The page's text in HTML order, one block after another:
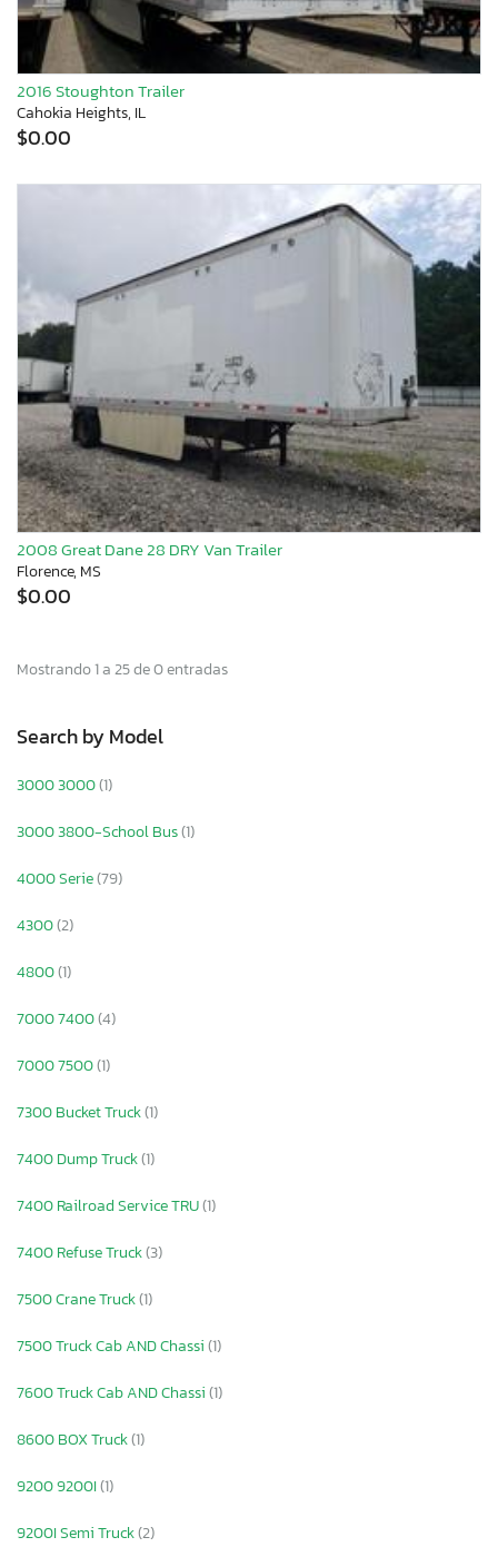
2016 Stoughton Trailer
Cahokia Heights, IL
$0.00
2008 Great Dane 28 DRY Van Trailer
Florence, MS
$0.00
Mostrando 1 a 25 de 0 entradas
Search by Model
3000 3000(1)
3000 3800-School Bus(1)
4000 Serie(79)
4300(2)
4800(1)
7000 7400(4)
7000 7500(1)
7300 Bucket Truck(1)
7400 Dump Truck(1)
7400 Railroad Service TRU(1)
7400 Refuse Truck(3)
7500 Crane Truck(1)
7500 Truck Cab AND Chassi(1)
7600 Truck Cab AND Chassi(1)
8600 BOX Truck(1)
9200 9200I(1)
9200I Semi Truck(2)